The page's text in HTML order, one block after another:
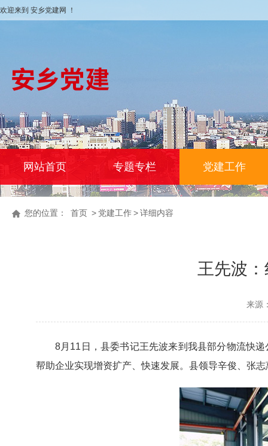
欢迎来到 安乡党建网 ！
网站首页 专题专栏 党建工作
您的位置： 首页 > 党建工作>详细内容
王先波
来源
8月11日，县委书记王先波来到我县部分物流快
帮助企业实现增资扩产、快速发展。县领导辛俊、张志